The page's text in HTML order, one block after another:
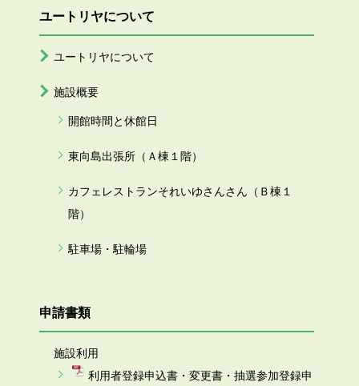
ユートリヤについて
ユートリヤについて
施設概要
開館時間と休館日
東向島出張所（Ａ棟１階）
カフェレストランそれいゆさんさん（Ｂ棟１
階）
駐車場・駐輪場
申請書類
施設利用
利用者登録申込書・変更書・抽選参加登録申